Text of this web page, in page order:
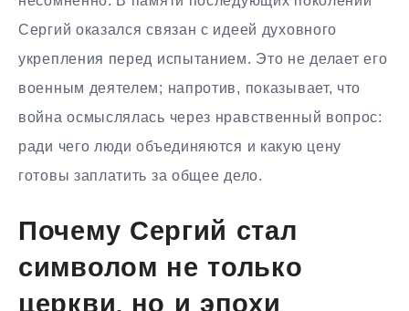
Сергий оказался связан с идеей духовного
укрепления перед испытанием. Это не делает его
военным деятелем; напротив, показывает, что
война осмыслялась через нравственный вопрос:
ради чего люди объединяются и какую цену
готовы заплатить за общее дело.
Почему Сергий стал
символом не только